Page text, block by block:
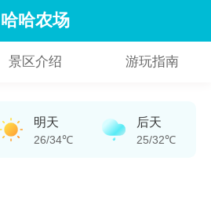
哈哈农场
景区介绍 游玩指南
明天
26/34℃
后天
25/32℃